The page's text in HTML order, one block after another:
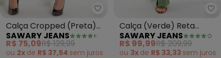
Sawary Jeans - Calça
Calça Cropped (Preta)
com Barra Dobrada
Sawary
SAWARY JEANS
R$ 75,09R$ 129,99
ou 2x de R$ 37,54 sem juros
Calça (Verde) Reta
Sawary com Bolsos e
Fendas
SAWARY JEANS
R$ 99,99R$ 209,99
ou 3x de R$ 33,33 sem juros